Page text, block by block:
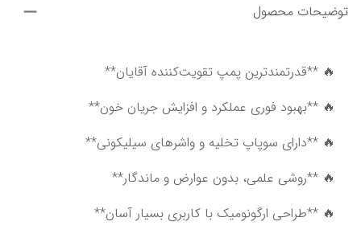
توضیحات محصول
🔥 **قدرتمندترین پمپ تقویت‌کننده آقایان**
🔥 **بهبود فوری عملکرد و افزایش جریان خون**
🔥 **دارای سوپاپ تخلیه و واشرهای سیلیکونی**
🔥 **روشی علمی، بدون عوارض و ماندگار**
🔥 **طراحی ارگونومیک با کاربری بسیار آسان**